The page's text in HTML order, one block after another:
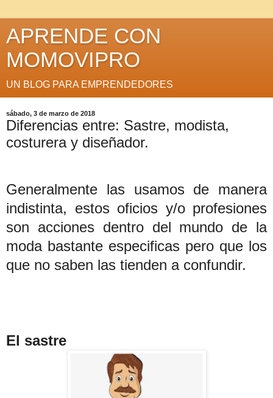
APRENDE CON
MOMOVIPRO
UN BLOG PARA EMPRENDEDORES
sábado, 3 de marzo de 2018
Diferencias entre: Sastre, modista,
costurera y diseñador.
Generalmente las usamos de manera
indistinta, estos oficios y/o profesiones
son acciones dentro del mundo de la
moda bastante especificas pero que los
que no saben las tienden a confundir.
El sastre